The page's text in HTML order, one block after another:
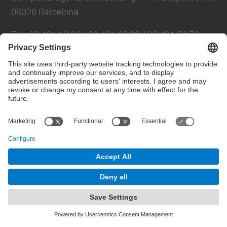
08028 Barcelona
Tel.:93 401 63 96 / 93 401 63 98 / 93 401 58 73
Directory UPC
Contact form
Powered by